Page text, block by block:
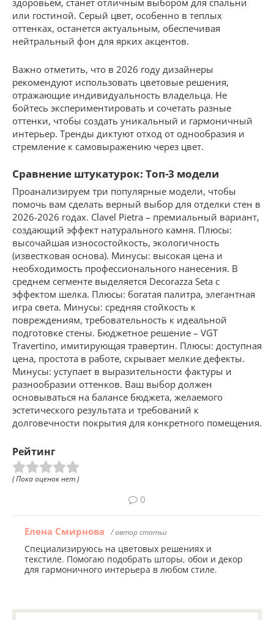
здоровьем, станет отличным выбором для спальни
или гостиной. Серый цвет, особенно в теплых
оттенках, останется актуальным, обеспечивая
нейтральный фон для ярких акцентов.
Важно отметить, что в 2026 году дизайнеры
рекомендуют использовать цветовые решения,
отражающие индивидуальность владельца. Не
бойтесь экспериментировать и сочетать разные
оттенки, чтобы создать уникальный и гармоничный
интерьер. Тренды диктуют отход от однообразия и
стремление к самовыражению через цвет.
Сравнение штукатурок: Топ-3 модели
Проанализируем три популярные модели, чтобы
помочь вам сделать верный выбор для отделки стен в
2026-2026 годах. Clavel Pietra – премиальный вариант,
создающий эффект натурального камня. Плюсы:
высочайшая износостойкость, экологичность
(известковая основа). Минусы: высокая цена и
необходимость профессионального нанесения. В
среднем сегменте выделяется Decorazza Seta с
эффектом шелка. Плюсы: богатая палитра, элегантная
игра света. Минусы: средняя стойкость к
повреждениям, требовательность к идеальной
подготовке стены. Бюджетное решение – VGT
Travertino, имитирующая травертин. Плюсы: доступная
цена, простота в работе, скрывает мелкие дефекты.
Минусы: уступает в выразительности фактуры и
разнообразии оттенков. Ваш выбор должен
основываться на балансе бюджета, желаемого
эстетического результата и требований к
долговечности покрытия для конкретного помещения.
Рейтинг
( Пока оценок нет )
0
Елена Смирнова / автор статьи
Специализируюсь на цветовых решениях и
текстиле. Помогаю подобрать шторы, обои и декор
для гармоничного интерьера в любом стиле.